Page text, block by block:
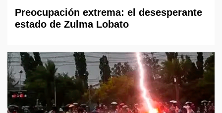
Preocupación extrema: el desesperante
estado de Zulma Lobato